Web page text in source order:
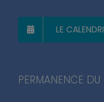
LE
PERMANENCE DU